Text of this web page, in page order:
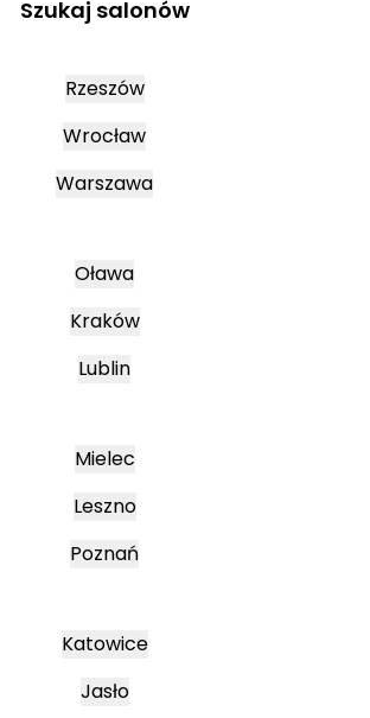
Szukaj salonów
Rzeszów
Wrocław
Warszawa
Oława
Kraków
Lublin
Mielec
Leszno
Poznań
Katowice
Jasło